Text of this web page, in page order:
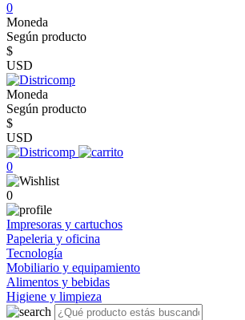
0
Moneda
Según producto
$
USD
Moneda
Según producto
$
USD
0
0
Impresoras y cartuchos
Papeleria y oficina
Tecnología
Mobiliario y equipamiento
Alimentos y bebidas
Higiene y limpieza